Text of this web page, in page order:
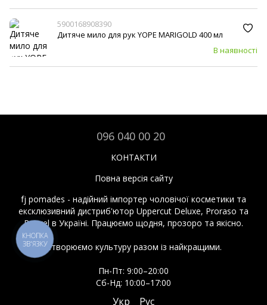
5900168908390
Дитяче мило для рук YOPE MARIGOLD 400 мл
В наявності
096 040 00 20
КОНТАКТИ
Повна версія сайту
fj pomades - надійний імпортер чоловічої косметики та
ексклюзивний дистриб'ютор Uppercut Deluxe, Proraso та
Reuzel в Україні. Працюємо щодня, прозоро та якісно.
Створюємо культуру разом із найкращими.
Пн-Пт: 9:00–20:00
Сб-Нд: 10:00–17:00
Укр Рус
КНОПКА
ЗВ'ЯЗКУ